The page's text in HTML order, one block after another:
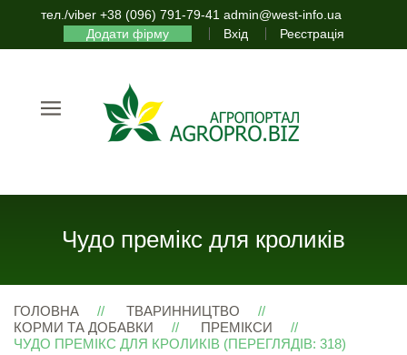
тел./viber +38 (096) 791-79-41 admin@west-info.ua
Додати фірму
Вхід Реєстрація
Чудо премікс для кроликів
ГОЛОВНА
ТВАРИННИЦТВО
КОРМИ ТА ДОБАВКИ
ПРЕМІКСИ
ЧУДО ПРЕМІКС ДЛЯ КРОЛИКІВ (ПЕРЕГЛЯДІВ: 318)